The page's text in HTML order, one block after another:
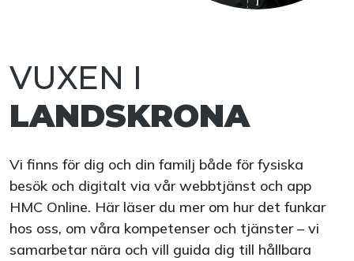
VUXEN I
LANDSKRONA
Vi finns för dig och din familj både för fysiska
besök och digitalt via vår webbtjänst och app
HMC Online. Här läser du mer om hur det funkar
hos oss, om våra kompetenser och tjänster – vi
samarbetar nära och vill guida dig till hållbara